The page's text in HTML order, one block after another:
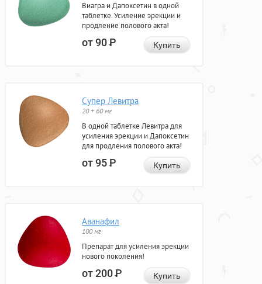
Виагра и Дапоксетин в одной
таблетке. Усиление эрекции и
продление полового акта!
от 90Р Купить
Супер Левитра
20 + 60 мг
В одной таблетке Левитра для
усиления эрекции и Дапоксетин
для продления полового акта!
от 95Р Купить
Аванафил
100 мг
Препарат для усиления эрекции
нового поколения!
от 200Р Купить